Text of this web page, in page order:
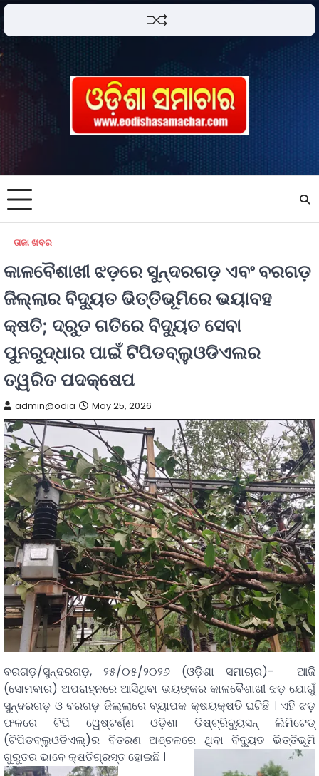
ତାଜା ଖବର
କାଳବୈଶାଖୀ ଝଡ଼ରେ ସୁନ୍ଦରଗଡ଼ ଏବଂ ବରଗଡ଼
ଜିଲ୍ଲାର ବିଦ୍ୟୁତ ଭିତ୍ତିଭୂମିରେ ଭୟାବହ
କ୍ଷତି; ଦ୍ରୁତ ଗତିରେ ବିଦ୍ୟୁତ ସେବା
ପୁନରୁଦ୍ଧାର ପାଇଁ ଟିପିଡବ୍ଲୁଓଡିଏଲର
ତ୍ୱରିତ ପଦକ୍ଷେପ
admin@odia May 25, 2026
ବରଗଡ଼/ସୁନ୍ଦରଗଡ଼, ୨୫/୦୫/୨୦୨୬ (ଓଡ଼ିଶା ସମାଚାର)- ଆଜି
(ସୋମବାର) ଅପରାହ୍ନରେ ଆସିଥିବା ଭୟଙ୍କର କାଳବୈଶାଖୀ ଝଡ଼ ଯୋଗୁଁ
ସୁନ୍ଦରଗଡ଼ ଓ ବରଗଡ଼ ଜିଲ୍ଲାରେ ବ୍ୟାପକ କ୍ଷୟକ୍ଷତି ଘଟିଛି । ଏହି ଝଡ଼
ଫଳରେ ଟିପି ୱେଷ୍ଟର୍ଣ୍ଣ ଓଡ଼ିଶା ଡିଷ୍ଟ୍ରିବ୍ୟୁସନ୍‌ ଲିମିଟେଡ୍‌
(ଟିପିଡବ୍ଲୁଓଡିଏଲ୍)ର ବିତରଣ ଅଞ୍ଚଳରେ ଥିବା ବିଦ୍ୟୁତ ଭିତ୍ତିଭୂମି
ଗୁରୁତର ଭାବେ କ୍ଷତିଗ୍ରସ୍ତ ହୋଇଛି ।